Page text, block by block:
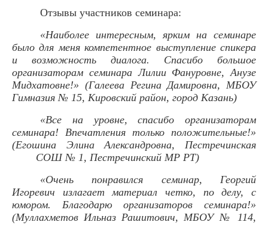
Отзывы участников семинара:
«Наиболее интересным, ярким на семинаре
было для меня компетентное выступление спикера
и возможность диалога. Спасибо большое
организаторам семинара Лилии Фануровне, Анузе
Мидхатовне!» (Галеева Регина Дамировна, МБОУ
Гимназия № 15, Кировский район, город Казань)
«Все на уровне, спасибо организаторам
семинара! Впечатления только положительные!»
(Егошина Элина Александровна, Пестречинская
СОШ № 1, Пестречинский МР РТ)
«Очень понравился семинар, Георгий
Игоревич излагает материал четко, по делу, с
юмором. Благодарю организаторов семинара!»
(Муллахметов Ильназ Рашитович, МБОУ № 114,